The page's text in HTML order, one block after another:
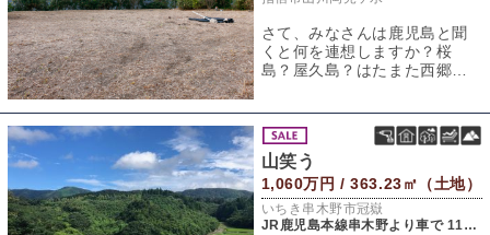
さて、みなさんは鹿児島と聞
くと何を連想しますか？桜
島？屋久島？はたまた西郷さ
山笑う
1,060万円 / 363.23㎡（土地）
いちき串木野市冠嶽
JR鹿児島本線串木野より車で 11㎞（車約21分）